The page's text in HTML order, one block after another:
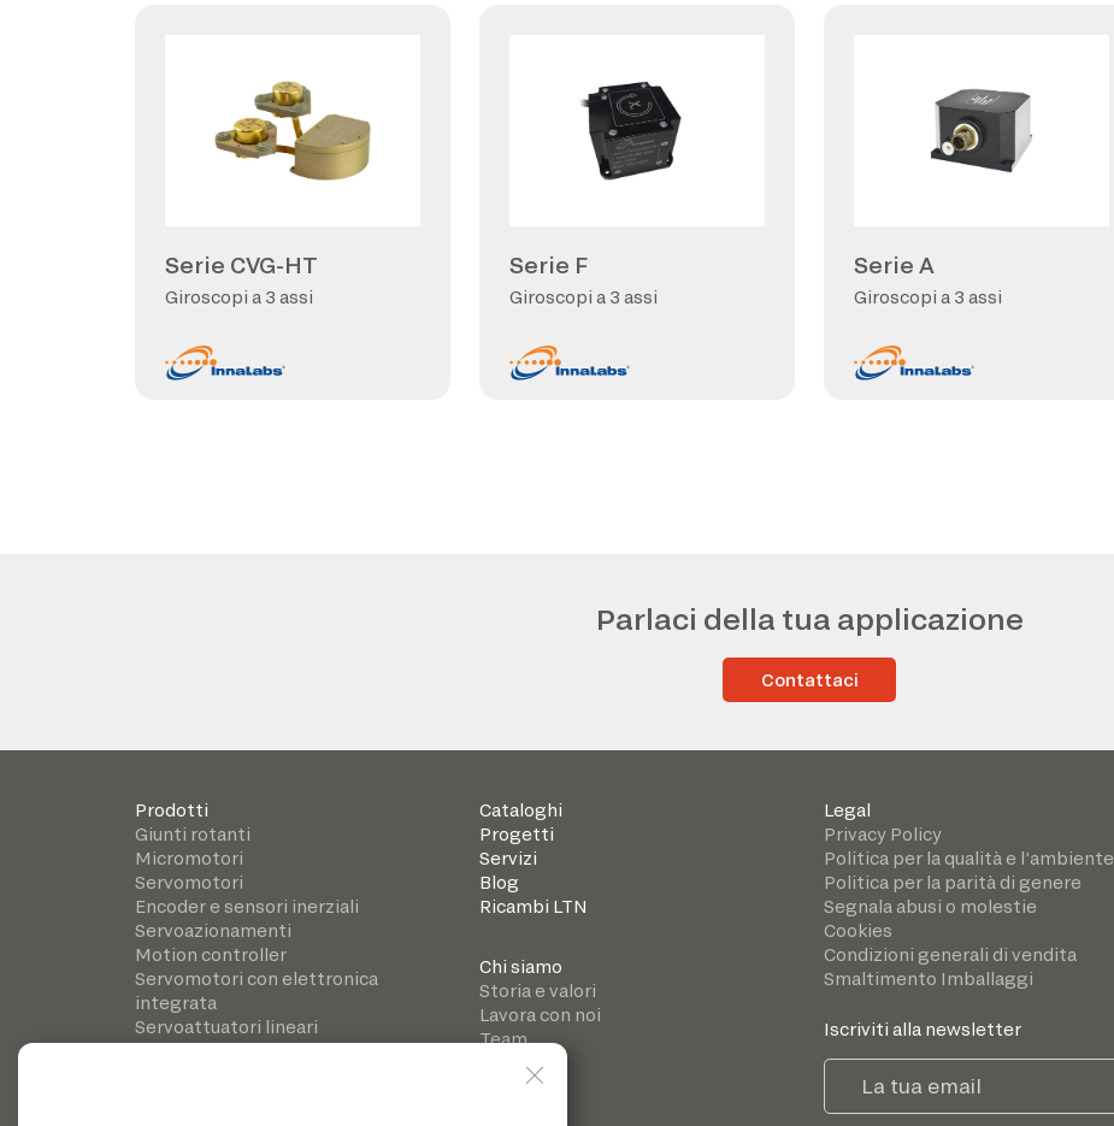
Serie CVG-HT
Giroscopi a 3 assi
Serie F
Giroscopi a 3 assi
Serie A
Giroscopi a 3 assi
Parlaci della tua applicazione
Contattaci
Prodotti
Giunti rotanti
Micromotori
Servomotori
Encoder e sensori inerziali
Servoazionamenti
Motion controller
Servomotori con elettronica
integrata
Servoattuatori lineari
Cataloghi
Progetti
Servizi
Blog
Ricambi LTN
Chi siamo
Storia e valori
Lavora con noi
Team
Legal
Privacy Policy
Politica per la qualità e l’ambiente
Politica per la parità di genere
Segnala abusi o molestie
Cookies
Condizioni generali di vendita
Smaltimento Imballaggi
Iscriviti alla newsletter